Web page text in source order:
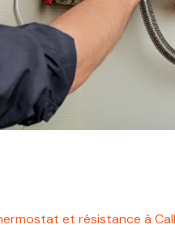
et résistance à